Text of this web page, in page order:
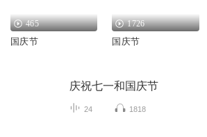
465
国庆节
1726
国庆节
庆祝七一和国庆节
24 1818